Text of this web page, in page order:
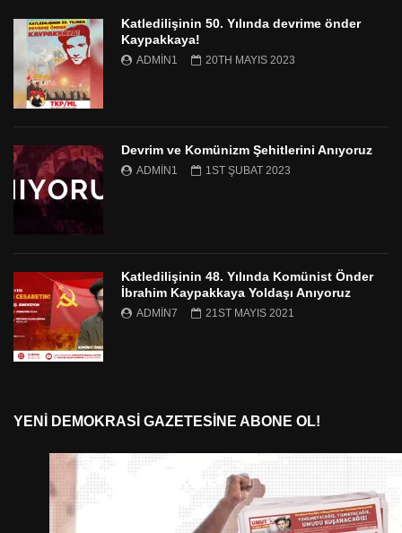
Katledilişinin 50. Yılında devrime önder
Kaypakkaya!
ADMIN1 20TH MAYIS 2023
Devrim ve Komünizm Şehitlerini Anıyoruz
ADMIN1 1ST ŞUBAT 2023
Katledilişinin 48. Yılında Komünist Önder
İbrahim Kaypakkaya Yoldaşı Anıyoruz
ADMIN7 21ST MAYIS 2021
YENI DEMOKRASI GAZETESINE ABONE OL!